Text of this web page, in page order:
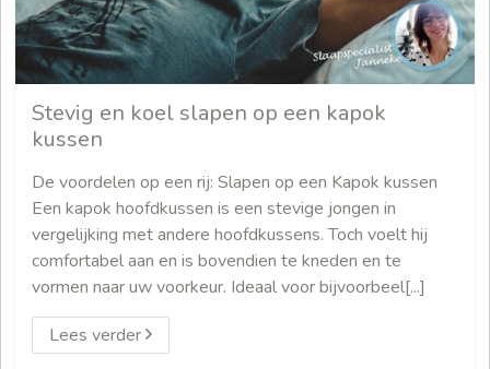
Stevig en koel slapen op een kapok
kussen
De voordelen op een rij: Slapen op een Kapok kussen
Een kapok hoofdkussen is een stevige jongen in
vergelijking met andere hoofdkussens. Toch voelt hij
comfortabel aan en is bovendien te kneden en te
vormen naar uw voorkeur. Ideaal voor bijvoorbeel[...]
Lees verder